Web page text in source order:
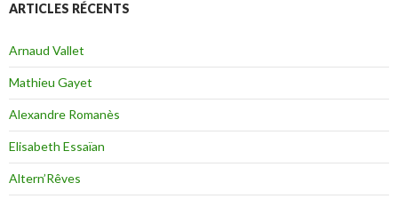
ARTICLES RÉCENTS
Arnaud Vallet
Mathieu Gayet
Alexandre Romanès
Elisabeth Essaïan
Altern’Rêves